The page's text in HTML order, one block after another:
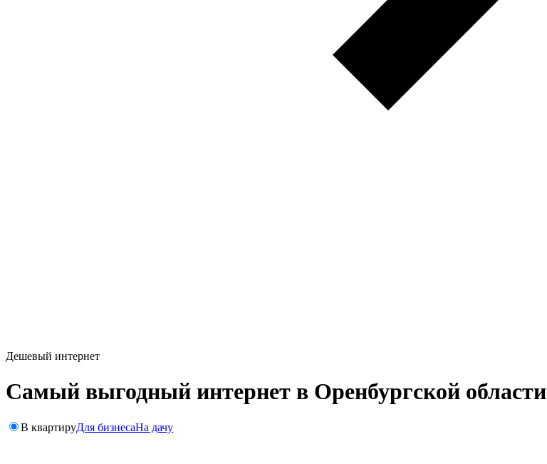
Дешевый интернет
Самый выгодный интернет в Оренбургской области
В квартируДля бизнесаНа дачу